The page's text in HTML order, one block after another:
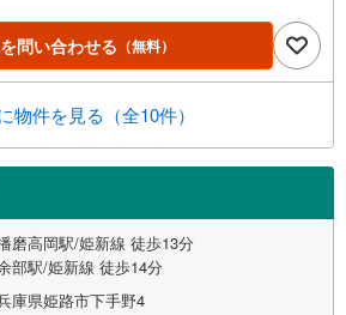
問い合わせる （無料）
物件を見る（全10件）
磨高岡駅/姫新線 徒歩13分
部駅/姫新線 徒歩14分
庫県姫路市下手野4